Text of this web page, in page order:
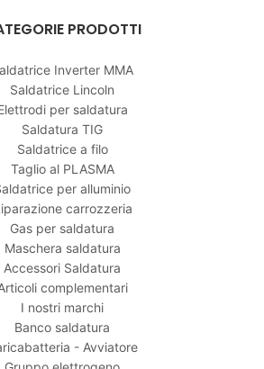
PRODOTTI
Inverter MMA
Saldatrice Lincoln
per saldatura
Saldatura TIG
Saldatrice a filo
Taglio al PLASMA
per alluminio
carrozzeria
Gas per saldatura
Maschera saldatura
Accessori Saldatura
complementari
I nostri marchi
Banco saldatura
- Avviatore